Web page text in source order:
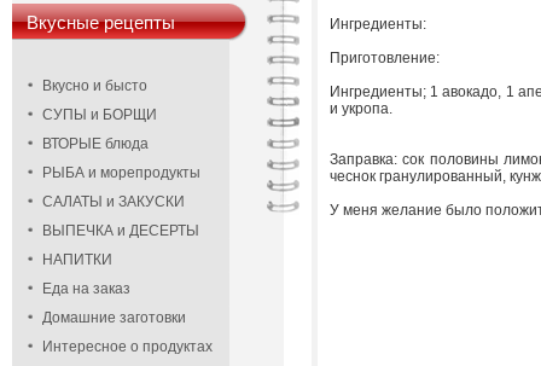
Вкусные рецепты
Вкусно и бысто
СУПЫ и БОРЩИ
ВТОРЫЕ блюда
РЫБА и морепродукты
САЛАТЫ и ЗАКУСКИ
ВЫПЕЧКА и ДЕСЕРТЫ
НАПИТКИ
Еда на заказ
Домашние заготовки
Интересное о продуктах
Ингредиенты:
Приготовление:
Ингредиенты; 1 авокадо, 1
и укропа.
Заправка: сок половины
чеснок гранулированный,
У меня желание было